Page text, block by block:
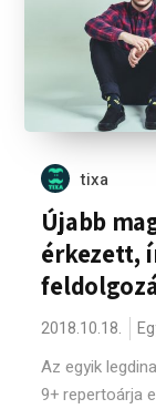
tixa
Újabb
érkezett,
2018.10.18.
Az egyik
9+ repertoárja